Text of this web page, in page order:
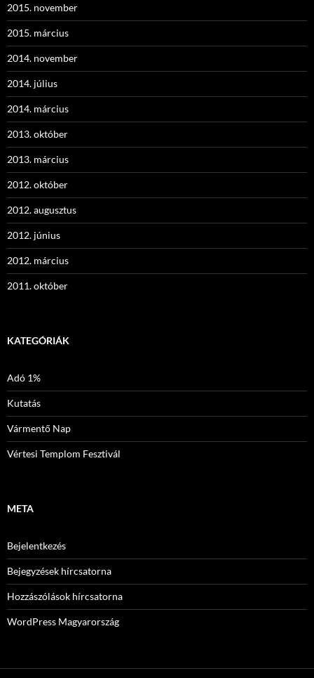
2015. november
2015. március
2014. november
2014. július
2014. március
2013. október
2013. március
2012. október
2012. augusztus
2012. június
2012. március
2011. október
KATEGÓRIÁK
Adó 1%
Kutatás
Vármentő Nap
Vértesi Templom Fesztivál
META
Bejelentkezés
Bejegyzések hírcsatorna
Hozzászólások hírcsatorna
WordPress Magyarország